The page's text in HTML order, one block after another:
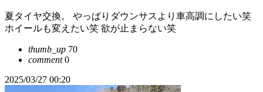
夏タイヤ交換。 やっぱりダウンサスより車高調にしたい笑
ホイールも変えたい笑 欲が止まらない笑
thumb_up 70
comment0
2025/03/27 00:20